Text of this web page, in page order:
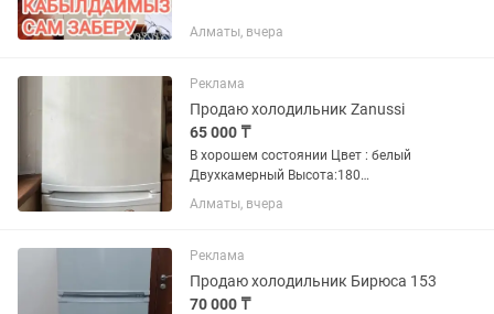
Алматы, вчера
Реклама
Продаю холодильник Zanussi
65 000 ₸
В хорошем состоянии Цвет : белый
Двухкамерный Высота:180
Ширина:6060
Алматы, вчера
Реклама
Продаю холодильник Бирюса 153
70 000 ₸